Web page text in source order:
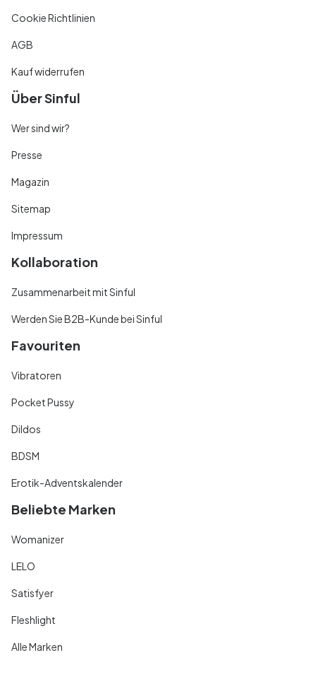
Cookie Richtlinien
AGB
Kauf widerrufen
Über Sinful
Wer sind wir?
Presse
Magazin
Sitemap
Impressum
Kollaboration
Zusammenarbeit mit Sinful
Werden Sie B2B-Kunde bei Sinful
Favouriten
Vibratoren
Pocket Pussy
Dildos
BDSM
Erotik-Adventskalender
Beliebte Marken
Womanizer
LELO
Satisfyer
Fleshlight
Alle Marken